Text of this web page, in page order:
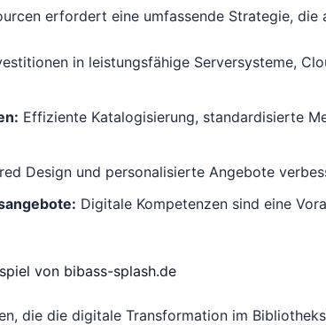
erfordert eine umfassende Strategie, die
in leistungsfähige Serversysteme,
Effiziente Katalogisierung, standardisierte
Design und personalisierte Angebote
Digitale Kompetenzen sind eine
von bibass-splash.de
die die digitale Transformation im